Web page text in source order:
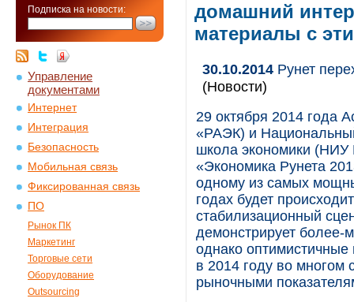
Подписка на новости:
Управление
документами
Интернет
Интеграция
Безопасность
Мобильная связь
Фиксированная связь
ПО
Рынок ПК
Маркетинг
Торговые сети
Оборудование
Outsourcing
домашний
материалы с
30.10.2014 Рунет
(Новости)
29 октября 2014 года
«РАЭК) и
школа экономики (НИУ
«Экономика Рунета
одному из самых
годах будет
стабилизационный
демонстрирует более-
однако
в 2014 году во многом
рыночными